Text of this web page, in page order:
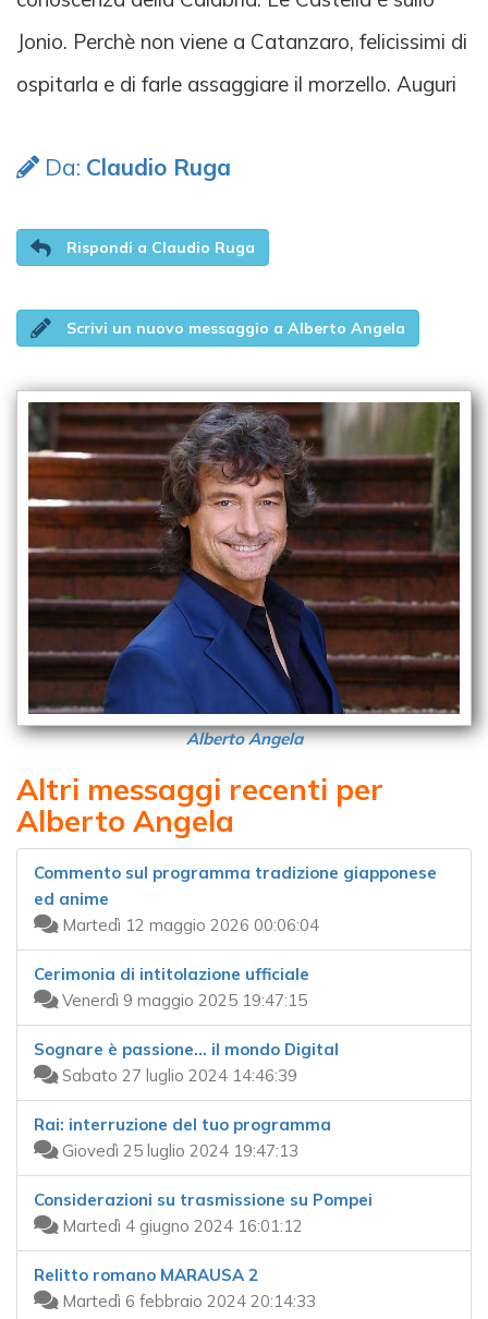
Jonio. Perchè non viene a Catanzaro, felicissimi di
ospitarla e di farle assaggiare il morzello. Auguri
Da: Claudio Ruga
Rispondi a Claudio Ruga
Scrivi un nuovo messaggio a Alberto Angela
Alberto Angela
Altri messaggi recenti per
Alberto Angela
Commento sul programma tradizione giapponese
ed anime
Martedì 12 maggio 2026 00:06:04
Cerimonia di intitolazione ufficiale
Venerdì 9 maggio 2025 19:47:15
Sognare è passione... il mondo Digital
Sabato 27 luglio 2024 14:46:39
Rai: interruzione del tuo programma
Giovedì 25 luglio 2024 19:47:13
Considerazioni su trasmissione su Pompei
Martedì 4 giugno 2024 16:01:12
Relitto romano MARAUSA 2
Martedì 6 febbraio 2024 20:14:33